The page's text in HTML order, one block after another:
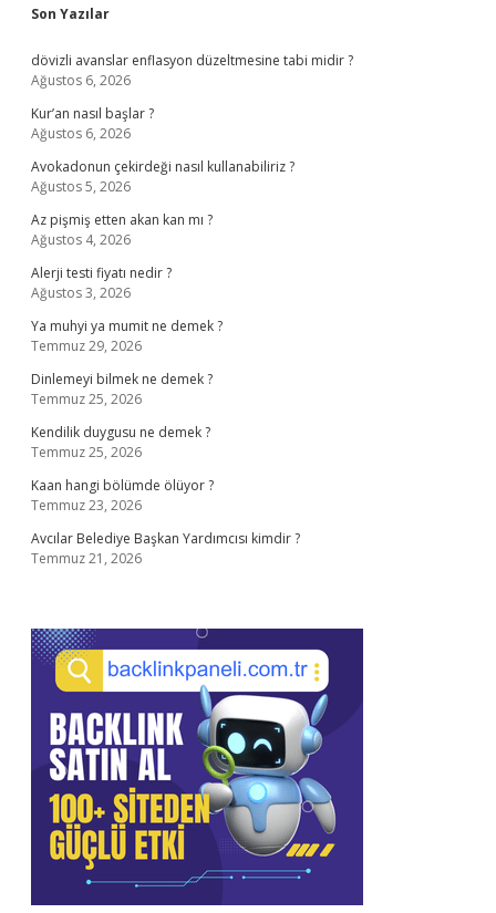
Sidebar
Son Yazılar
dövizli avanslar enflasyon düzeltmesine tabi midir ?
Ağustos 6, 2026
Kur’an nasıl başlar ?
Ağustos 6, 2026
Avokadonun çekirdeği nasıl kullanabiliriz ?
Ağustos 5, 2026
Az pişmiş etten akan kan mı ?
Ağustos 4, 2026
Alerji testi fiyatı nedir ?
Ağustos 3, 2026
Ya muhyi ya mumit ne demek ?
Temmuz 29, 2026
Dinlemeyi bilmek ne demek ?
Temmuz 25, 2026
Kendilik duygusu ne demek ?
Temmuz 25, 2026
Kaan hangi bölümde ölüyor ?
Temmuz 23, 2026
Avcılar Belediye Başkan Yardımcısı kimdir ?
Temmuz 21, 2026